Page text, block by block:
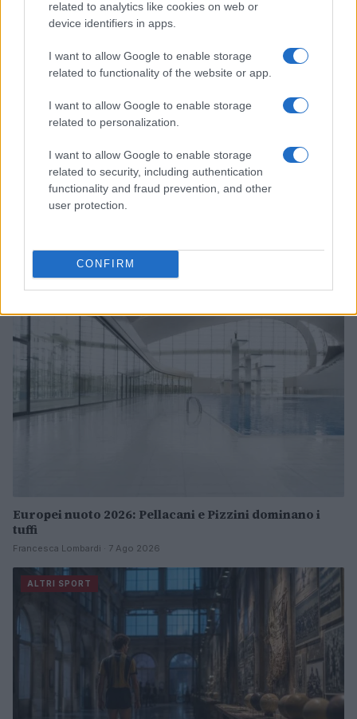
related to analytics like cookies on web or
device identifiers in apps.
I want to allow Google to enable storage
related to functionality of the website or app.
I want to allow Google to enable storage
related to personalization.
I want to allow Google to enable storage
related to security, including authentication
functionality and fraud prevention, and other
user protection.
CONFIRM
Continua a leggere
ALTRI SPORT
Europei nuoto 2026: Pellacani e Pizzini dominano i
tuffi
Francesca Lombardi · 7 Ago 2026
ALTRI SPORT